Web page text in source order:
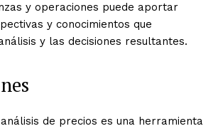
y operaciones puede aportar
y conocimientos que
y las decisiones resultantes.
de precios es una herramienta